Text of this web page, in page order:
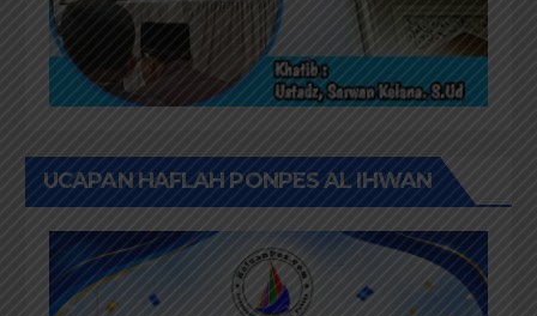
UCAPAN HAFLAH PONPES AL IHWAN